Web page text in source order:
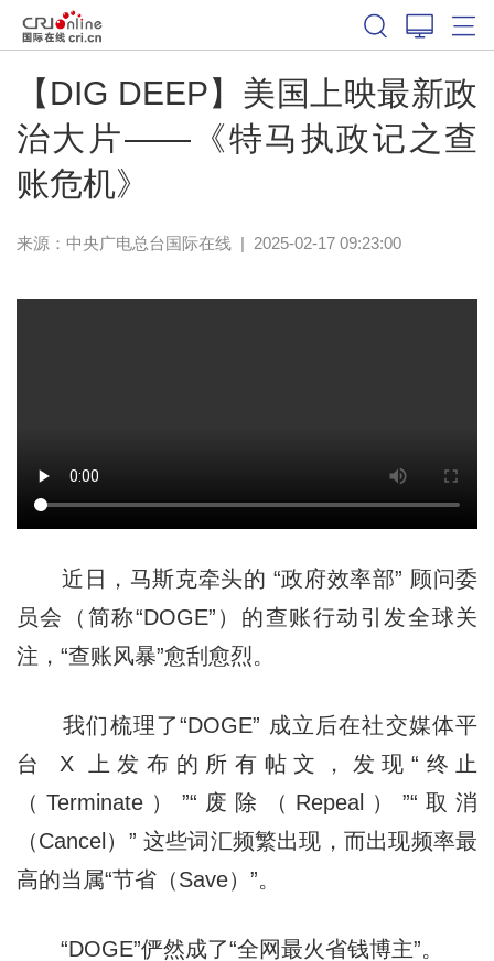
【DIG DEEP】美国上映最新政
治大片——《特马执政记之查
账危机》
来源：中央广电总台国际在线| 2025-02-17 09:23:00
近日，马斯克牵头的 “政府效率部” 顾问委
员会（简称“DOGE”）的查账行动引发全球关
注，“查账风暴”愈刮愈烈。
我们梳理了“DOGE” 成立后在社交媒体平
台 X 上发布的所有帖文，发现“终止
（Terminate）”“废除（Repeal）”“取消
（Cancel）” 这些词汇频繁出现，而出现频率最
高的当属“节省（Save）”。
“DOGE”俨然成了“全网最火省钱博主”。